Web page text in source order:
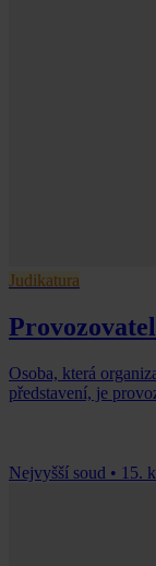
Judikatura
Osoba, která
představení, je
Nejvyšší soud • 15.